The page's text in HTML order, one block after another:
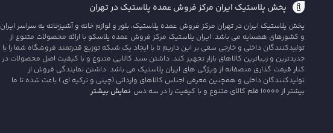
پخش پلاستیک ایران مرکز فروش عمده پلاستیک در تهران
پخش پلاستیک ایران در تهران مرکز فروش عمده پلاستیک، بلور و لوازم خانه و آشپزخانه به سراسر ایران
و کشورهای همسایه می باشد. ایران پلاستیک مرکز فروش عمده پلاسکو با ارائه محصولات متنوع از
تولیدکنندگان داخلی و خارجی سعی بر این داریم تا با ایجاد یک شبکه توزیع قدرتمند فروشگاه شما را با
جدیدترین و زیباترین کالاهای بازار تجهیز کند. داشتن سبد کالایی متنوع و با کیفیت اصل محصولات در
کنار قیمت گذاری منصفانه از ویژگی های ایران پلاستیک می باشد. داشتن نمایندگی فروش از
تولیدکنندگان داخلی و همچنین معرفی اجناس کالاهای وارداتی (چینی و ترکیه ای ) باعث شده تا ما
بیشتر از 10000 قلم کالای متنوع و با کیفیت را در سه دس
نمایش بیشتر